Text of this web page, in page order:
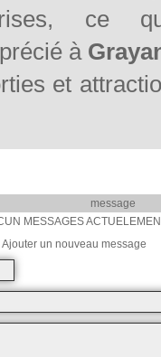
ce
à
et
message
MESSAGES
Ajouter un nouveau message